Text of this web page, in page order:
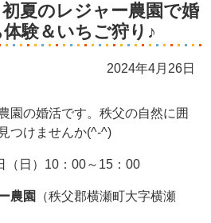
初夏のレジャー農園で婚
験＆いちご狩り♪
2024年4月26日
園の婚活です。秩父の自然に囲
つけませんか(^-^)
日）10：00～15：00
農園
（秩父郡横瀬町大字横瀬